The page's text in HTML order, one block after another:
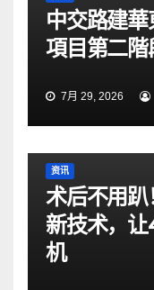
中交路建
項目第二
7月 29, 2026
资讯
术后不用趴
新技术，
机